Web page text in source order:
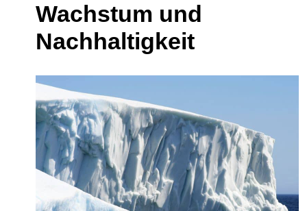
Wachstum und
Nachhaltigkeit